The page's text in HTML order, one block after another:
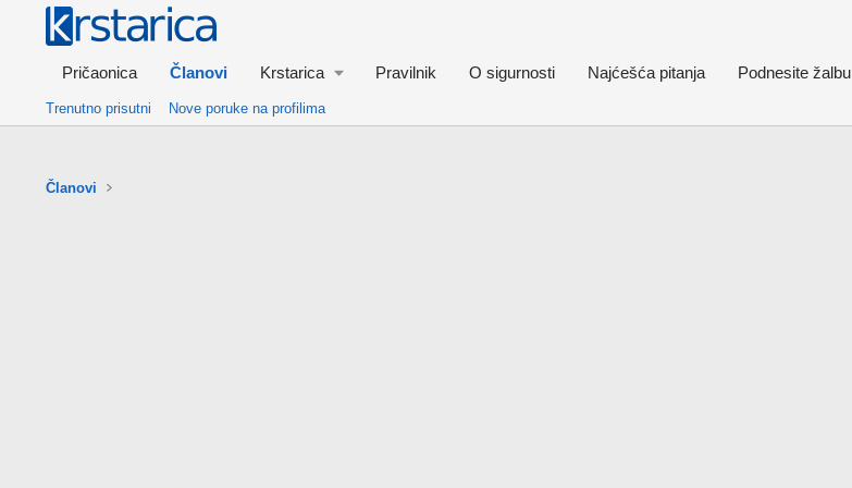
Pričaonica Članovi Krstarica Pravilnik O sigurnosti Najćešća pitanja Podnesite žalbu
Trenutno prisutni Nove poruke na profilima
Članovi